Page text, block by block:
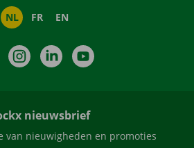
NL FR EN
FacebookInstagramLinkedIn
nieuwsbrief
van nieuwigheden en promoties